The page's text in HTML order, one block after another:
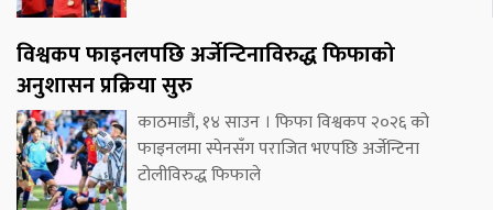
विश्वकप फाइनलपछि अर्जेन्टिनाविरुद्ध फिफाको
अनुशासन प्रक्रिया सुरु
काठमाडौं, १४ साउन । फिफा विश्वकप २०२६ को
फाइनलमा स्पेनसँग पराजित भएपछि अर्जेन्टिना
टोलीविरुद्ध फिफाले